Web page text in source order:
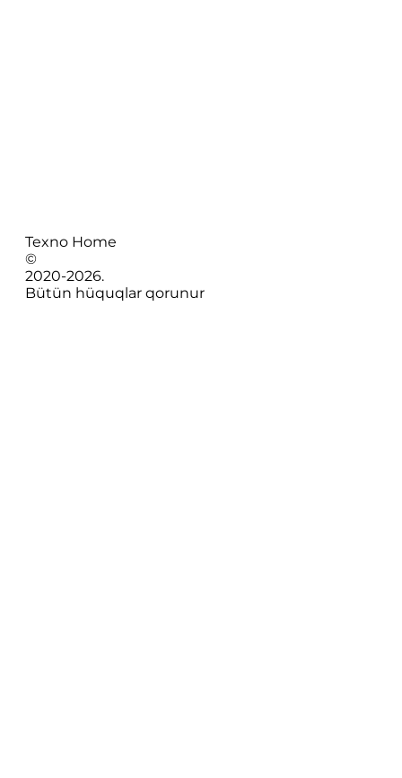
Texno Home
©
2020-2026.
Bütün hüquqlar qorunur